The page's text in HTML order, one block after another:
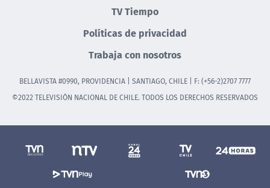
TV Tiempo
Políticas de privacidad
Trabaja con nosotros
BELLAVISTA #0990, PROVIDENCIA | SANTIAGO, CHILE | F: (+56-2)2707 7777
©2022 TELEVISIÓN NACIONAL DE CHILE. TODOS LOS DERECHOS RESERVADOS